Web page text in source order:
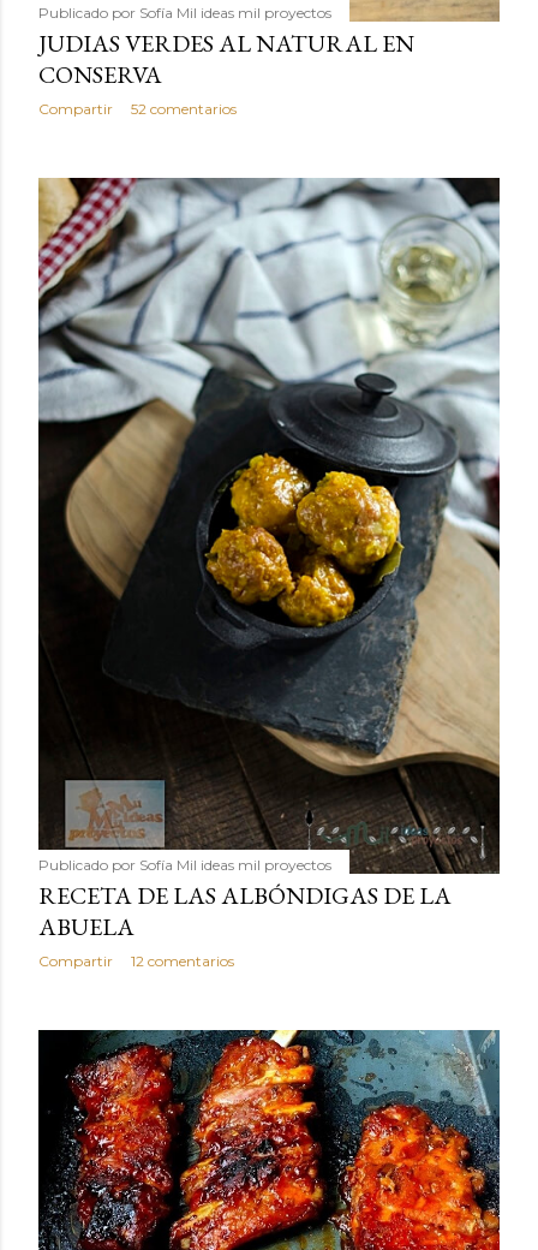
Publicado por Sofía Mil ideas mil proyectos
JUDIAS VERDES AL NATURAL EN
CONSERVA
Compartir 52 comentarios
Publicado por Sofía Mil ideas mil proyectos
RECETA DE LAS ALBÓNDIGAS DE LA
ABUELA
Compartir 12 comentarios